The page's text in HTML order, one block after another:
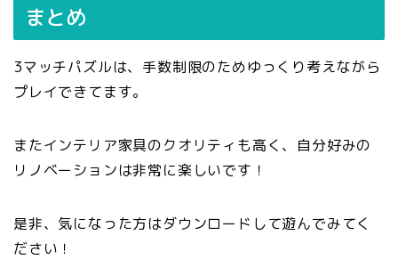
まとめ
3マッチパズルは、手数制限のためゆっくり考えながら
プレイできてます。
またインテリア家具のクオリティも高く、自分好みの
リノベーションは非常に楽しいです！
是非、気になった方はダウンロードして遊んでみてく
ださい！